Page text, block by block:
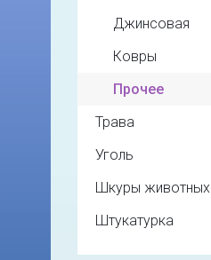
Джинсовая
Ковры
Прочее
Трава
Уголь
Шкуры животных
Штукатурка